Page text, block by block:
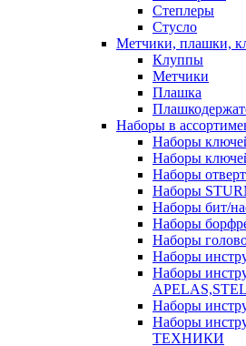
Степлеры
Стусло
Метчики, плашки,
Клуппы
Метчики
Плашка
Наборы в
Наборы
Наборы
Наборы
Наборы
Наборы бит/
Наборы
Наборы
Наборы
Наборы
Наборы
Наборы
ТЕХНИКИ